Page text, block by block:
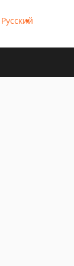
Русский